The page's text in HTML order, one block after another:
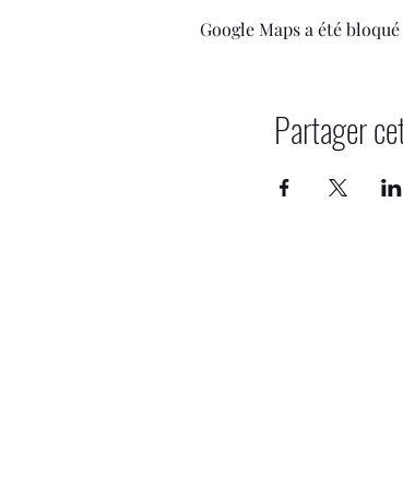
Google Maps a été
Partager